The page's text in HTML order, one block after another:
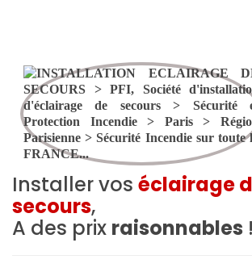
Installer vos éclairage
secours,
A des prix raisonnables !